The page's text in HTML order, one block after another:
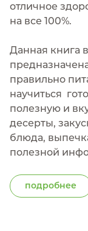
отличное
на все 100%.
Данная книга
правильно
научиться
полезную и
десерты,
блюда,
полезной
подробнее